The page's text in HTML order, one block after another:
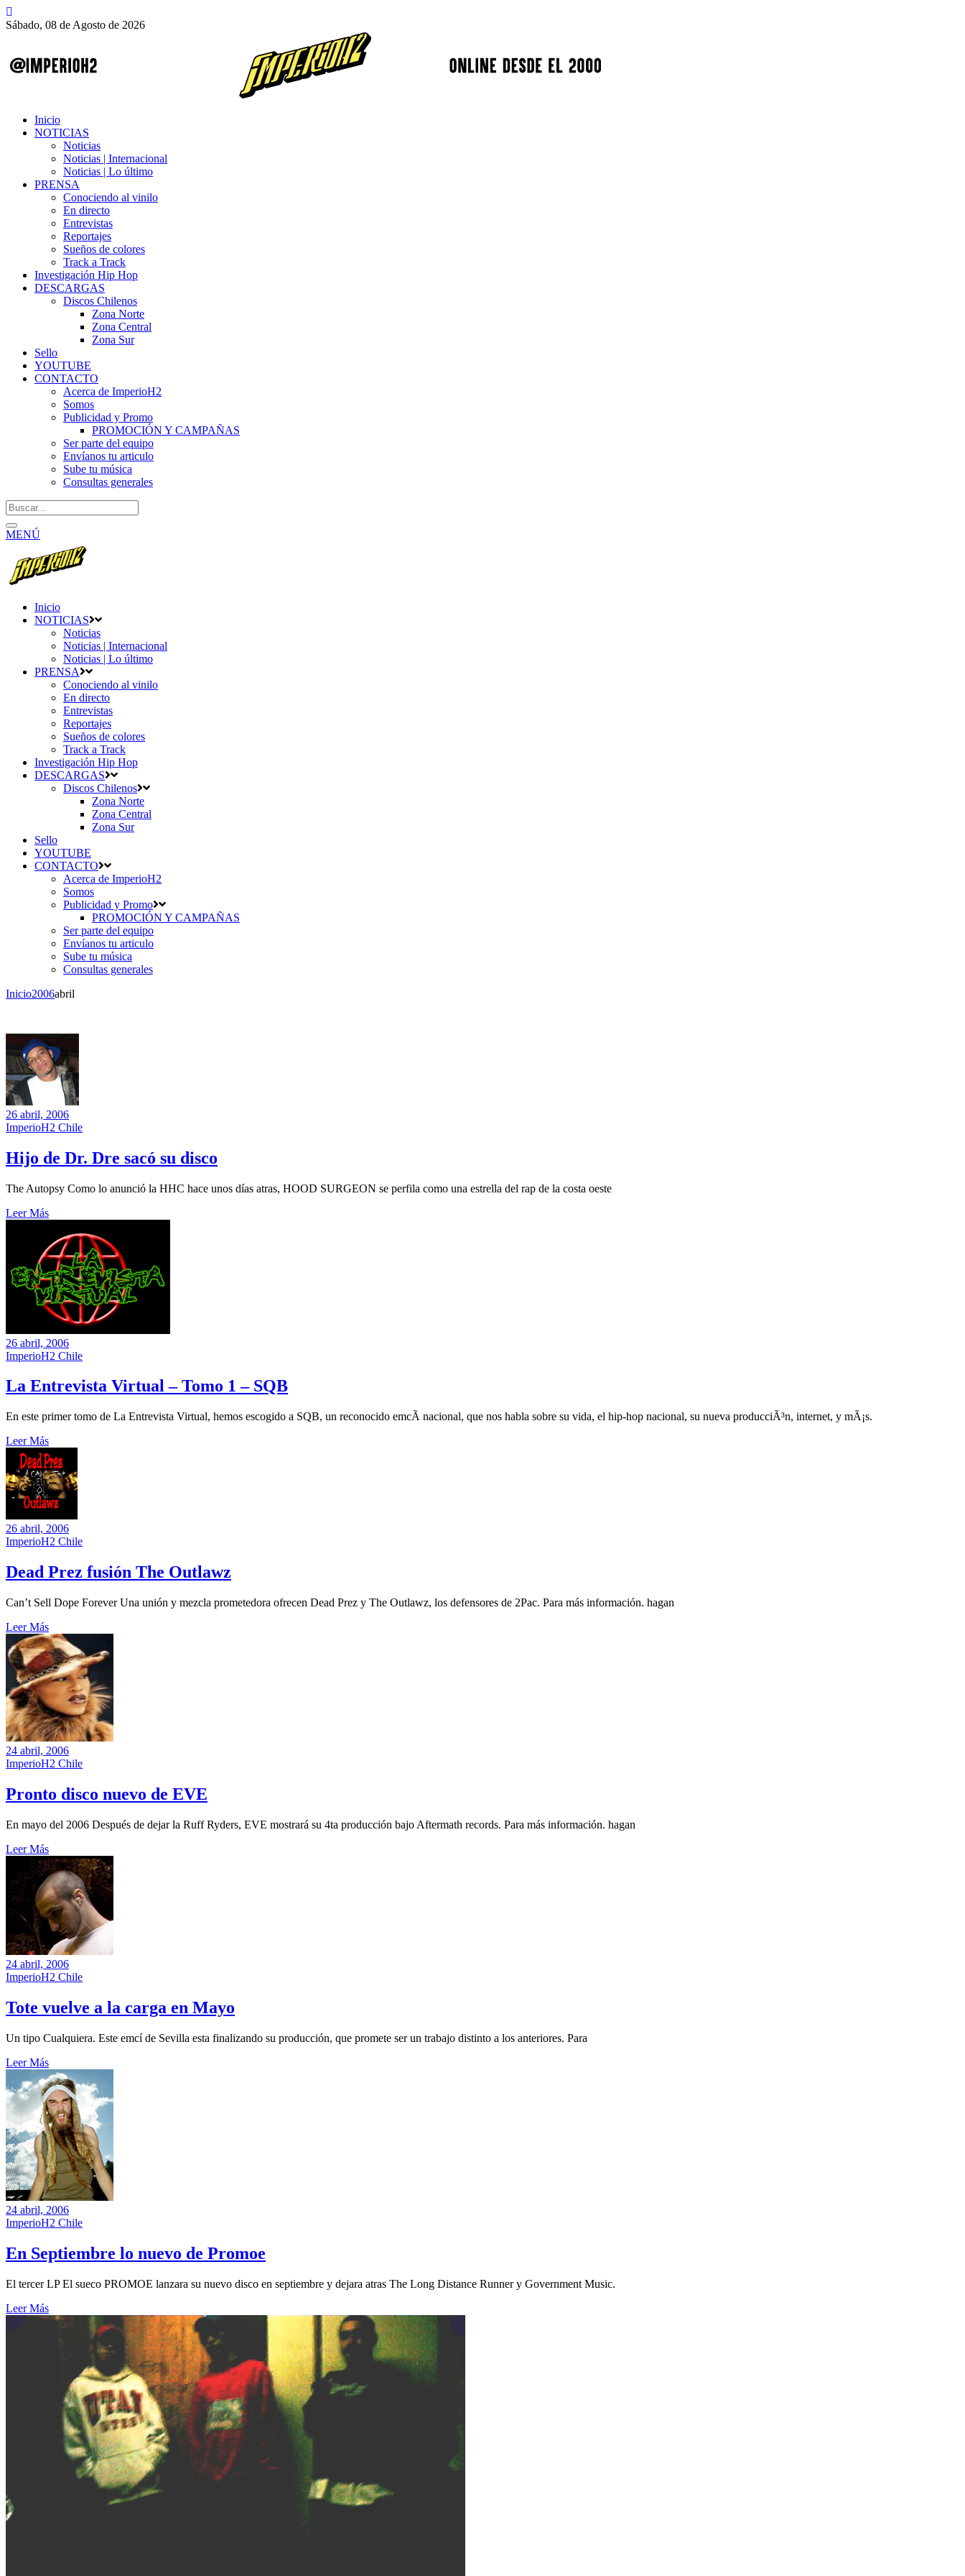
Sábado, 08 de Agosto de 2026
Inicio
NOTICIAS
Noticias
Noticias | Internacional
Noticias | Lo último
PRENSA
Conociendo al vinilo
En directo
Entrevistas
Reportajes
Sueños de colores
Track a Track
Investigación Hip Hop
DESCARGAS
Discos Chilenos
Zona Norte
Zona Central
Zona Sur
Sello
YOUTUBE
CONTACTO
Acerca de ImperioH2
Somos
Publicidad y Promo
PROMOCIÓN Y CAMPAÑAS
Ser parte del equipo
Envíanos tu articulo
Sube tu música
Consultas generales
MENÚ
Inicio
NOTICIAS
Noticias
Noticias | Internacional
Noticias | Lo último
PRENSA
Conociendo al vinilo
En directo
Entrevistas
Reportajes
Sueños de colores
Track a Track
Investigación Hip Hop
DESCARGAS
Discos Chilenos
Zona Norte
Zona Central
Zona Sur
Sello
YOUTUBE
CONTACTO
Acerca de ImperioH2
Somos
Publicidad y Promo
PROMOCIÓN Y CAMPAÑAS
Ser parte del equipo
Envíanos tu articulo
Sube tu música
Consultas generales
Inicio2006abril
26 abril, 2006
ImperioH2 Chile
Hijo de Dr. Dre sacó su disco
The Autopsy Como lo anunció la HHC hace unos días atras, HOOD SURGEON se perfila como una estrella del rap de la costa oeste
Leer Más
26 abril, 2006
ImperioH2 Chile
La Entrevista Virtual – Tomo 1 – SQB
En este primer tomo de La Entrevista Virtual, hemos escogido a SQB, un reconocido emcÃ­ nacional, que nos habla sobre su vida, el hip-hop nacional, su nueva producciÃ³n, internet, y mÃ¡s.
Leer Más
26 abril, 2006
ImperioH2 Chile
Dead Prez fusión The Outlawz
Can’t Sell Dope Forever Una unión y mezcla prometedora ofrecen Dead Prez y The Outlawz, los defensores de 2Pac. Para más información. hagan
Leer Más
24 abril, 2006
ImperioH2 Chile
Pronto disco nuevo de EVE
En mayo del 2006 Después de dejar la Ruff Ryders, EVE mostrará su 4ta producción bajo Aftermath records. Para más información. hagan
Leer Más
24 abril, 2006
ImperioH2 Chile
Tote vuelve a la carga en Mayo
Un tipo Cualquiera. Este emcí de Sevilla esta finalizando su producción, que promete ser un trabajo distinto a los anteriores. Para
Leer Más
24 abril, 2006
ImperioH2 Chile
En Septiembre lo nuevo de Promoe
El tercer LP El sueco PROMOE lanzara su nuevo disco en septiembre y dejara atras The Long Distance Runner y Government Music.
Leer Más